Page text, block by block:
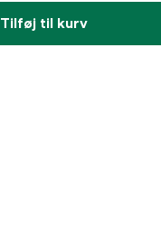
Tilføj til kurv